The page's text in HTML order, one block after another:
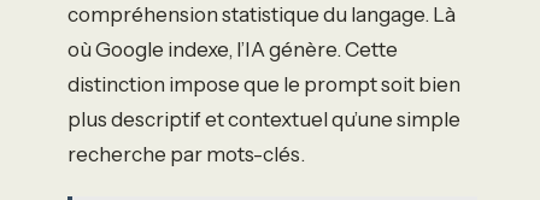
compréhension statistique du langage. Là
où Google indexe, l’IA génère. Cette
distinction impose que le prompt soit bien
plus descriptif et contextuel qu’une simple
recherche par mots-clés.